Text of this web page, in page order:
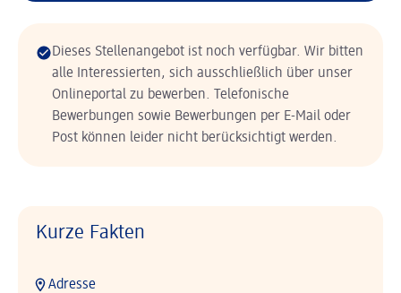
Dieses Stellenangebot ist noch verfügbar. Wir bitten
alle Interessierten, sich ausschließlich über unser
Onlineportal zu bewerben. Telefonische
Bewerbungen sowie Bewerbungen per E-Mail oder
Post können leider nicht berücksichtigt werden.
Kurze Fakten
Adresse